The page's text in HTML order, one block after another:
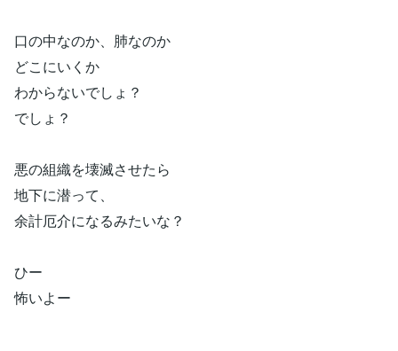
口の中なのか、肺なのか
どこにいくか
わからないでしょ？
でしょ？
悪の組織を壊滅させたら
地下に潜って、
余計厄介になるみたいな？
ひー
怖いよー